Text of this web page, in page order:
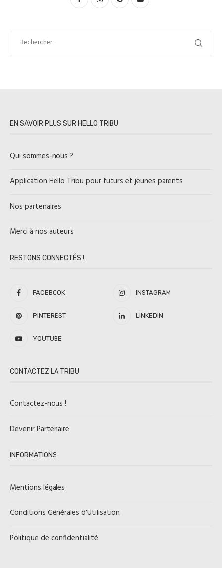
EN SAVOIR PLUS SUR HELLO TRIBU
Qui sommes-nous ?
Application Hello Tribu pour futurs et jeunes parents
Nos partenaires
Merci à nos auteurs
RESTONS CONNECTÉS !
FACEBOOK INSTAGRAM
PINTEREST LINKEDIN
YOUTUBE
CONTACTEZ LA TRIBU
Contactez-nous !
Devenir Partenaire
INFORMATIONS
Mentions légales
Conditions Générales d’Utilisation
Politique de confidentialité